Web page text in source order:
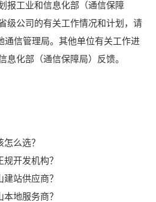
报工业和信息化部（通信保障
级公司的有关工作情况和计划，请
通信管理局。其他单位有关工作进
息化部（通信保障局）反馈。
么选？
开发机构？
站供应商？
地服务商？